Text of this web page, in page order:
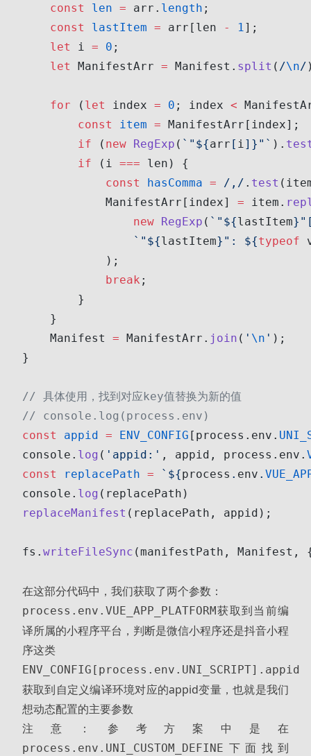
    const
len = arr. length ;
    const
lastItem = arr[len - 1];
    let
i = 0 ;
    let
ManifestArr = Manifest. split ( /\n/
    for
( let index = 0 ; index <
        const
item = ManifestArr[index];
        if
( new RegExp ( `"${arr [ i] }"` ).
        if
(i === len) {
            const
hasComma = /,/ . test
            ManifestArr[index]
= item.
                new
RegExp ( `"${lastItem
                `"${
lastItem}": ${typeof
            );
            break
;
        }
    }
    Manifest
= ManifestArr. join ( ' \n ' );
}
// 具体使用，找到对应key值替换为新的值
// console.log(process.env)
const
appid = ENV_CONFIG [process.env.
console. log ( 'appid:' , appid, process.env.
const
replacePath = `${process . env .
console. log (replacePath)
replaceManifest (replacePath, appid);
fs. writeFileSync (manifestPath,
在这部分代码中，我们获取了两个参数：
process.env.VUE_APP_PLATFORM获取到当前编
译所属的小程序平台，判断是微信小程序还是抖音小程
序这类
ENV_CONFIG[process.env.UNI_SCRIPT].appid
获取到自定义编译环境对应的appid变量，也就是我们
想动态配置的主要参数
注意：参考方案中是在
process.env.UNI_CUSTOM_DEFINE 下面找到